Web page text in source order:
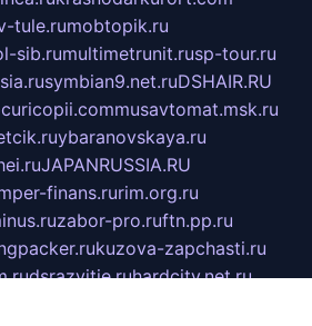
tule.rumobtopik.ru
sib.rumultimetrunit.rusp-tour.ru
symbian9.net.ruDSHAIR.RU
musavtomat.msk.ru
ybaranovskaya.ru
JAPANRUSSIA.RU
finans.rurim.org.ru
zabor-pro.ruftn.pp.ru
kuzova-zapchasti.ru
dsrazvitie.ruhardcity.net.ru